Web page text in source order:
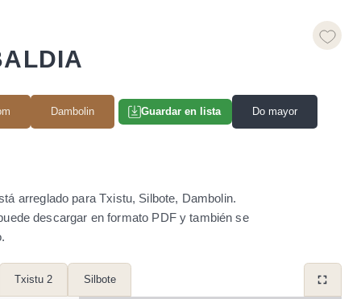
Dambolin Guardar en lista Do mayor
arreglado para Txistu, Silbote, Dambolin.
descargar en formato PDF y también se
Txistu 2 Silbote